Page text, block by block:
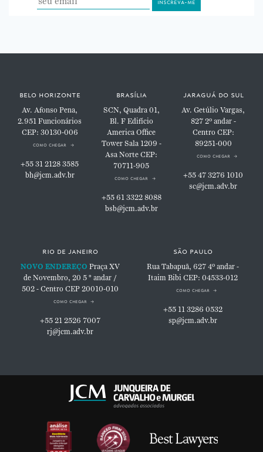
belo horizonte
Av. Afonso Pena,
2.951Funcionários
CEP: 30130-006
como chegar
+55 31 2128 3585
bh@jcm.adv.br
brasília
SCN, Quadra 01,
Bl. FEdifício
America Office
TowerSala 1209 -
Asa NorteCEP:
70711-905
como chegar
+55 61 3322 8088
bsb@jcm.adv.br
jaraguá do sul
Av. Getúlio Vargas,
8272º andar -
Centro CEP:
89251-000
como chegar
+55 47 3276 1010
sc@jcm.adv.br
rio de janeiro
NOVO ENDEREÇO Praça XV
de Novembro, 20 5 ° andar /
502 - Centro CEP 20010-010
como chegar
+55 21 2526 7007
rj@jcm.adv.br
são paulo
Rua Tabapuã, 6274º andar -
Itaim BibiCEP: 04533-012
como chegar
+55 11 3286 0532
sp@jcm.adv.br